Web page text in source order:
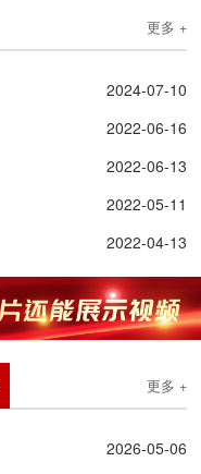
更多 +
2024-07-10
2022-06-16
2022-06-13
2022-05-11
2022-04-13
更多 +
2026-05-06